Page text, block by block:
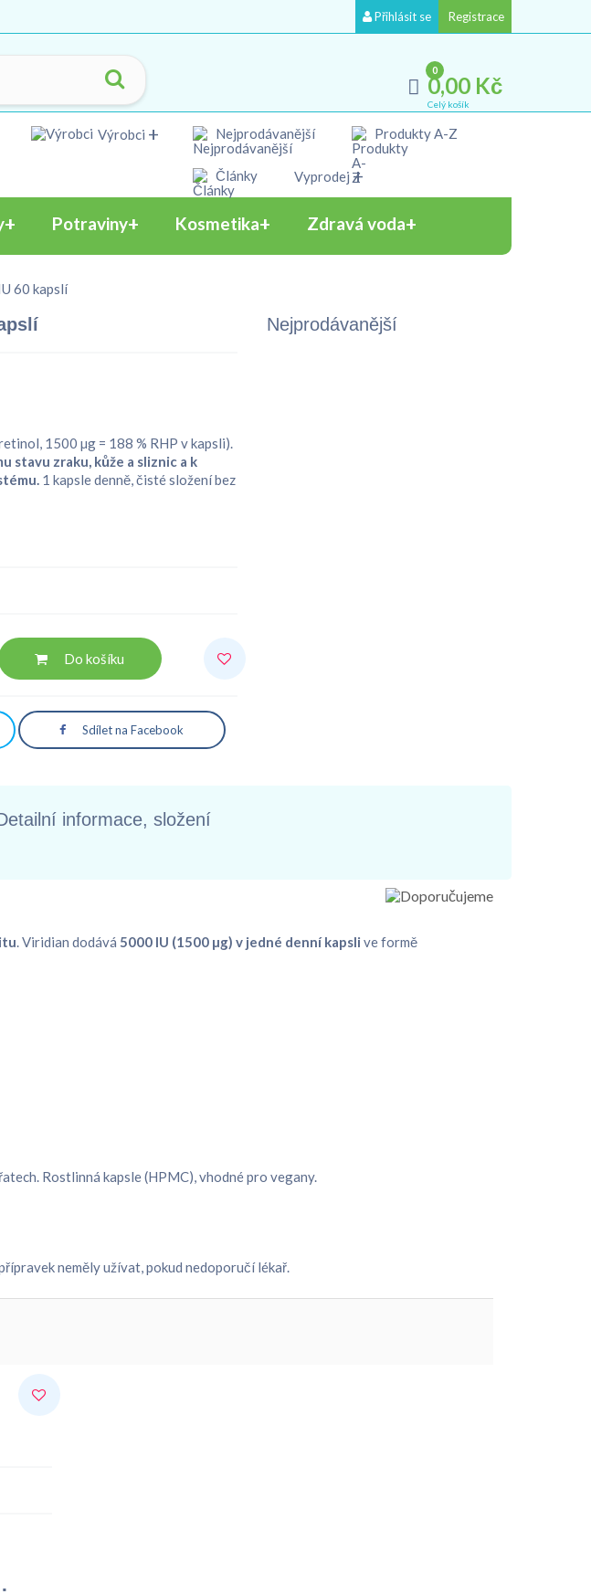
Přihlásit se Registrace
Celý košík
0
0,00 Kč
Výrobci Nejprodávanější Produkty A-Z
Články Vyprodej
Potraviny Kosmetika Zdravá voda
60 kapslí
1500 µg = 188 % RHP v kapsli).
stavu zraku, kůže a sliznic a k
1 kapsle denně, čisté složení bez
Do košíku
Sdílet na Facebook
Nejprodávanější
informace, složení
. Viridian dodává 5000 IU (1500 µg) v jedné denní kapsli ve formě
Rostlinná kapsle (HPMC), vhodné pro vegany.
neměly užívat, pokud nedoporučí lékař.